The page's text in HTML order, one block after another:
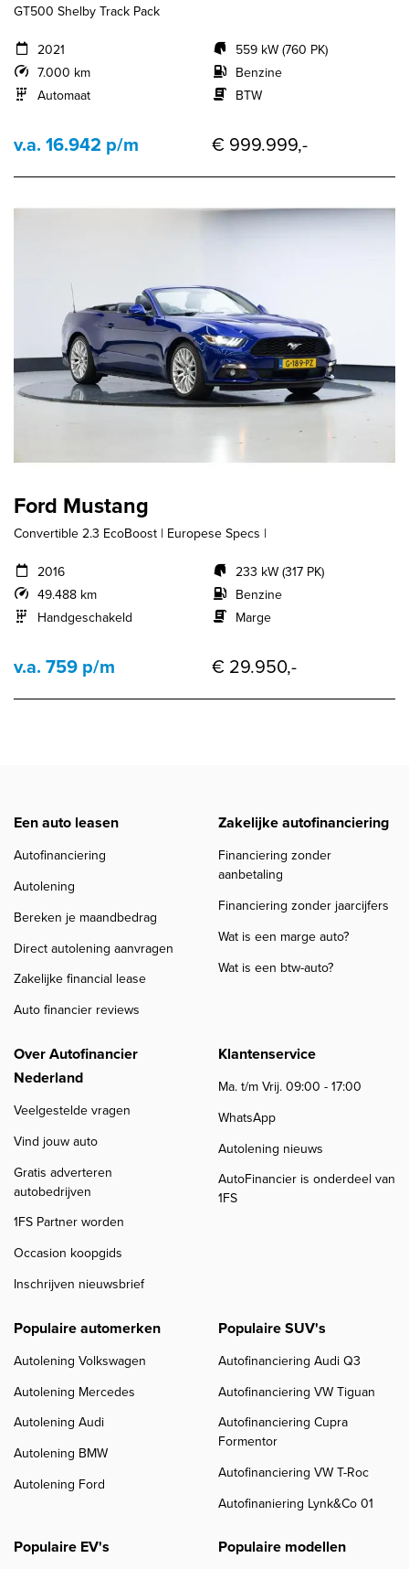
GT500 Shelby Track Pack
2021
7.000 km
Automaat
559 kW (760 PK)
Benzine
BTW
v.a. 16.942 p/m € 999.999,-
Ford Mustang
Convertible 2.3 EcoBoost | Europese Specs |
2016
49.488 km
Handgeschakeld
233 kW (317 PK)
Benzine
Marge
v.a. 759 p/m € 29.950,-
Een auto leasen
Autofinanciering
Autolening
Bereken je maandbedrag
Direct autolening aanvragen
Zakelijke financial lease
Auto financier reviews
Zakelijke autofinanciering
Financiering zonder
aanbetaling
Financiering zonder jaarcijfers
Wat is een marge auto?
Wat is een btw-auto?
Over Autofinancier
Nederland
Veelgestelde vragen
Vind jouw auto
Gratis adverteren
autobedrijven
1FS Partner worden
Occasion koopgids
Inschrijven nieuwsbrief
Klantenservice
Ma. t/m Vrij. 09:00 - 17:00
WhatsApp
Autolening nieuws
AutoFinancier is onderdeel van
1FS
Populaire automerken
Autolening Volkswagen
Autolening Mercedes
Autolening Audi
Autolening BMW
Autolening Ford
Populaire SUV's
Autofinanciering Audi Q3
Autofinanciering VW Tiguan
Autofinanciering Cupra
Formentor
Autofinanciering VW T-Roc
Autofinaniering Lynk&Co 01
Populaire EV's Populaire modellen